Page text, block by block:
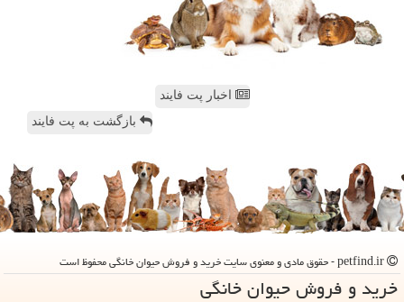
اخبار پت فایند
بازگشت به پت فایند
خرید و فروش حیوان خانگی